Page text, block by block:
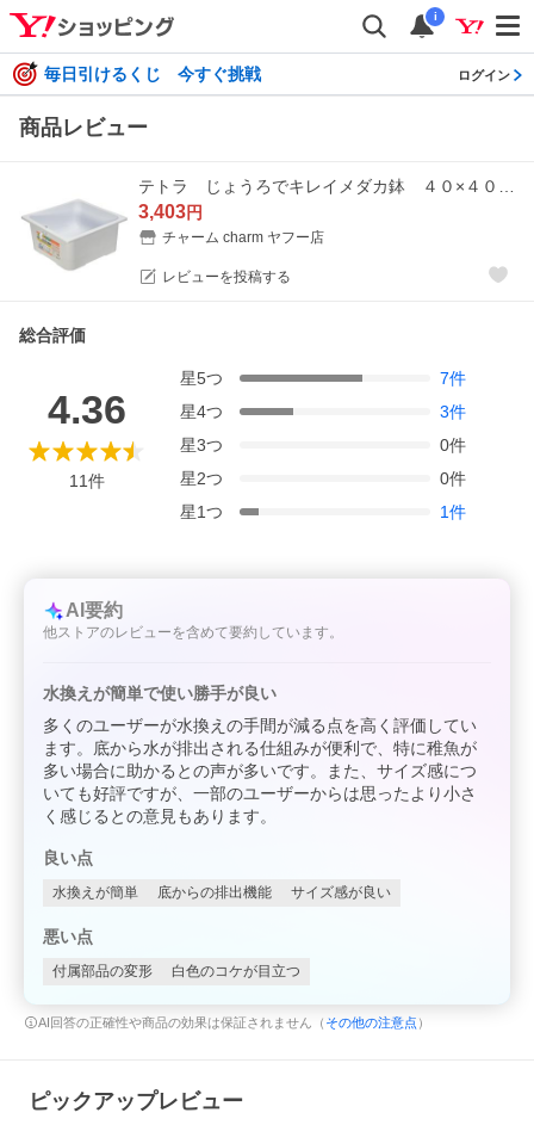
i
毎日引けるくじ 今すぐ挑戦 ログイン
商品レビュー
3,403円
チャーム charm ヤフー店
レビューを投稿する
総合評価
4.36
11件
星5つ 7件
星4つ 3件
星3つ 0件
星2つ 0件
星1つ 1件
AI要約
他ストアのレビューを含めて要約しています。
水換えが簡単で使い勝手が良い
多くのユーザーが水換えの手間が減る点を高く評価してい
ます。底から水が排出される仕組みが便利で、特に稚魚が
多い場合に助かるとの声が多いです。また、サイズ感につ
いても好評ですが、一部のユーザーからは思ったより小さ
く感じるとの意見もあります。
良い点
水換えが簡単 底からの排出機能 サイズ感が良い
悪い点
付属部品の変形 白色のコケが目立つ
AI回答の正確性や商品の効果は保証されません（ その他の注意点 ）
ピックアップレビュー